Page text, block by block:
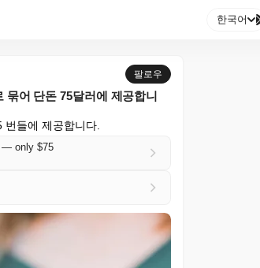
한국어
팔로우
어 단돈 75달러에 제공합니
들에 제공합니다.
— only $75